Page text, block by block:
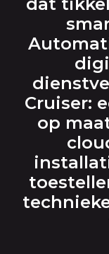
dat
Cruiser:
op